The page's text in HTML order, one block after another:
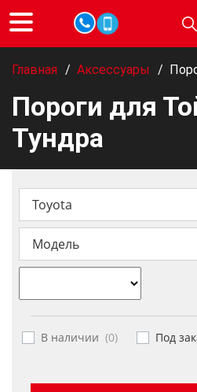
Главная / Аксессуары /
Пороги для
Тундра
Toyota
Модель
В наличии (0) Под